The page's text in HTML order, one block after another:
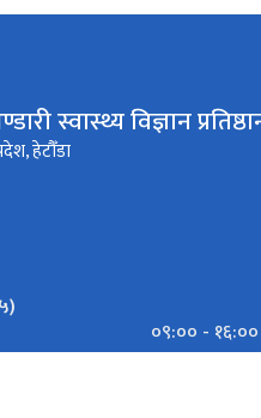
स्वास्थ्य विज्ञान
हेटौँडा
०९:०० - १६:००
०९:००-१६:००